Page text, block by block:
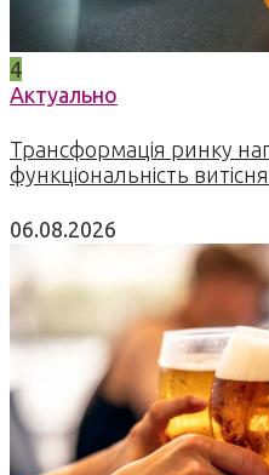
4
Актуально
Трансформація ринку
функціональність
06.08.2026